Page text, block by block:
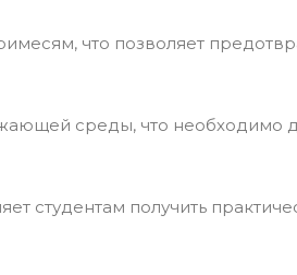
что позволяет
среды, что необходимо
студентам получить